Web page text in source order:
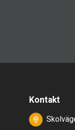
Kontakt